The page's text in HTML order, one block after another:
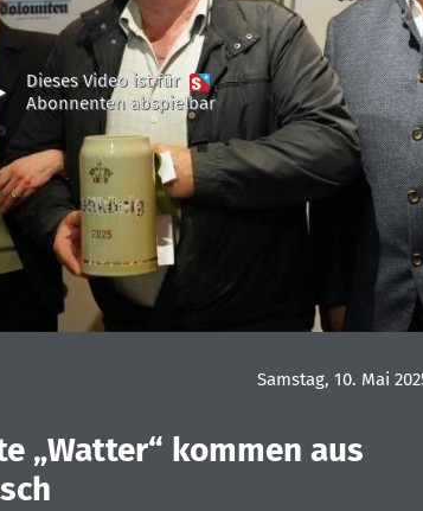
Dieses Video ist für
Abonnenten abspielbar
Samstag, 10. Mai
„Watter“ kommen aus